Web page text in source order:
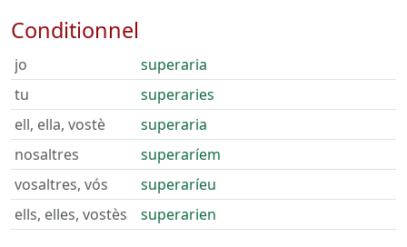
Conditionnel
jo
superaria
tu
superaries
ell, ella, vostè
superaria
nosaltres
superaríem
vosaltres, vós
superaríeu
ells, elles, vostès
superarien